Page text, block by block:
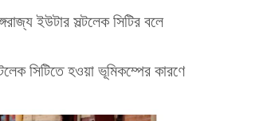
ইউটার সল্টলেক সিটির বলে
সিটিতে হওয়া ভূমিকম্পের কারণে